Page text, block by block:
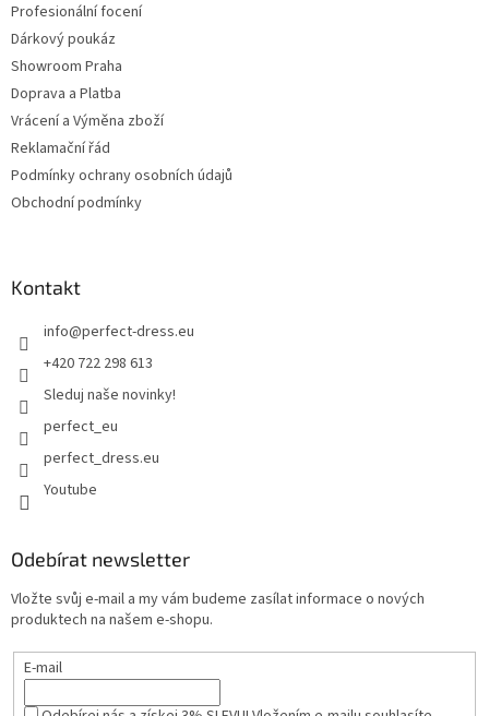
Profesionální focení
Dárkový poukáz
Showroom Praha
Doprava a Platba
Vrácení a Výměna zboží
Reklamační řád
Podmínky ochrany osobních údajů
Obchodní podmínky
Kontakt
info@perfect-dress.eu
+420 722 298 613
Sleduj naše novinky!
perfect_eu
perfect_dress.eu
Youtube
Odebírat newsletter
Vložte svůj e-mail a my vám budeme zasílat informace o nových
produktech na našem e-shopu.
E-mail